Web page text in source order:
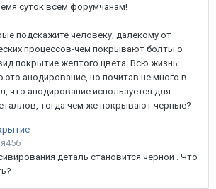
суток всем форумчанам!
подскажите человеку, далекому от
процессов-чем покрывают болты о
покрытие желтого цвета. Всю жизнь
это анодирование, но почитав не много в
что анодирование используется для
тогда чем же покрывают черные?
деталь становится черной . Что